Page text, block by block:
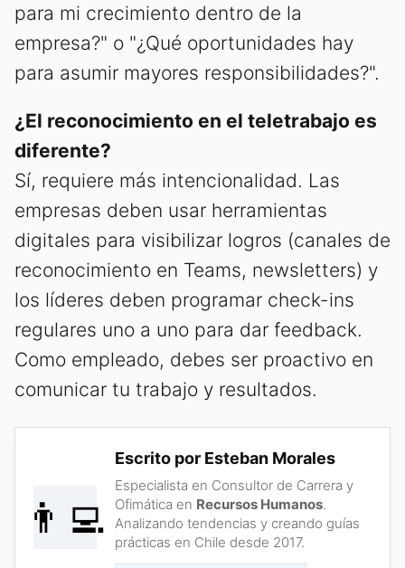
para mi crecimiento dentro de la
empresa?" o "¿Qué oportunidades hay
para asumir mayores responsibilidades?".
¿El reconocimiento en el teletrabajo es
diferente?
Sí, requiere más intencionalidad. Las
empresas deben usar herramientas
digitales para visibilizar logros (canales de
reconocimiento en Teams, newsletters) y
los líderes deben programar check-ins
regulares uno a uno para dar feedback.
Como empleado, debes ser proactivo en
comunicar tu trabajo y resultados.
👨‍💻
Escrito por Esteban Morales
Especialista en Consultor de Carrera y
Ofimática en Recursos Humanos.
Analizando tendencias y creando guías
prácticas en Chile desde 2017.